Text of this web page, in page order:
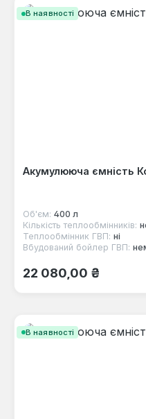
В наявності
Акумулююча ємність
Об'єм: 400 л
Кількість теплообмінників:
Теплообмінник ГВП: ні
Вбудований бойлер ГВП:
Звичайна ціна:
22 080,00 ₴
В наявності